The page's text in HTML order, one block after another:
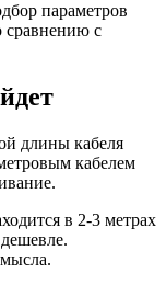
параметров
сравнению с
длины кабеля
кабелем
в 2-3 метрах